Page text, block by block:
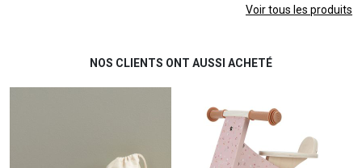
Voir tous les produits
NOS CLIENTS ONT AUSSI ACHETÉ